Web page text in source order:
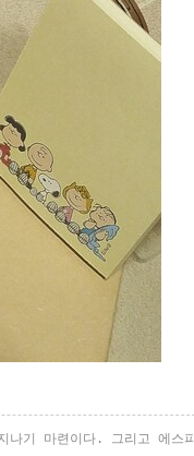
나기 마련이다 . 그리고 에스